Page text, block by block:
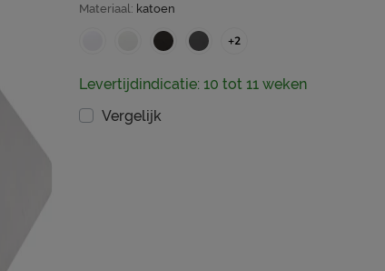
Materiaal: katoen
+2
Levertijdindicatie: 10 tot 11 weken
Vergelijk